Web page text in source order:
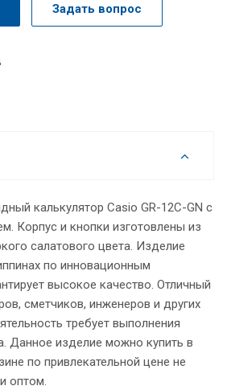
Задать вопрос
калькулятор Casio GR-12C-GN с
Корпус и кнопки изготовлены из
салатового цвета. Изделие
по инновационным
высокое качество. Отличный
сметчиков, инженеров и других
требует выполнения
Данное изделие можно купить в
по привлекательной цене не
оптом.